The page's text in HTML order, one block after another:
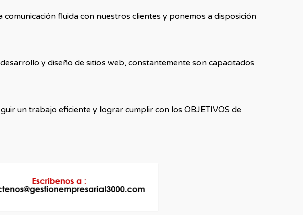
fluida con nuestros clientes y ponemos a disposición
y diseño de sitios web, constantemente son capacitados
un trabajo eficiente y lograr cumplir con los OBJETIVOS de